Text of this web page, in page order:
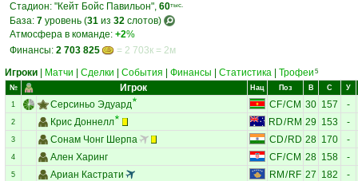
Стадион: "Кейт Бойс Павильон", 60тыс.
База: 7 уровень (31 из 32 слотов)
Атмосфера в команде: +2%
Финансы: 2 703 825
= 2 703к = 2м
Игроки
Матчи Сделки События Финансы Статистика Трофеи 5
№ Игрок Нац Поз В С У
1 Серсиньо Эдуард CF/CM 30 157 -
2 Крис Доннелл RD/ RM 29 153 -
3 Сонам Чонг Шерпа CD/RD 28 170 -
4 Ален Харинг CF/CM 28 158 -
5 Ариан Кастрати RM / RF 27 182 -